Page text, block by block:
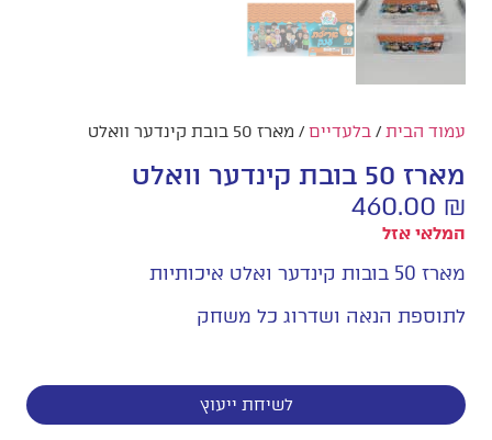
עמוד הבית/ בלעדיים/ מארז 50 בובת קינדער וואלט
מארז 50 בובת קינדער וואלט
460.00 ₪
המלאי אזל
מארז 50 בובות קינדער ואלט איכותיות
לתוספת הנאה ושדרוג כל משחק
לשיחת ייעוץ